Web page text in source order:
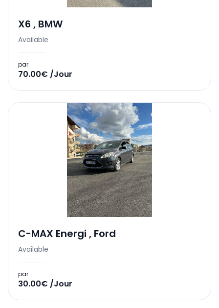
X6 , BMW
Available
par
70.00€ /Jour
C-MAX Energi , Ford
Available
par
30.00€ /Jour